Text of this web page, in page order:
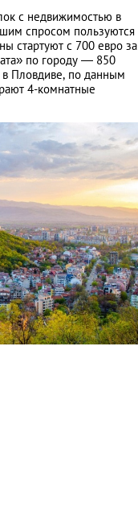
с недвижимостью в
спросом пользуются
стартуют с 700 евро за
по городу — 850
в Пловдиве, по данным
4-комнатные